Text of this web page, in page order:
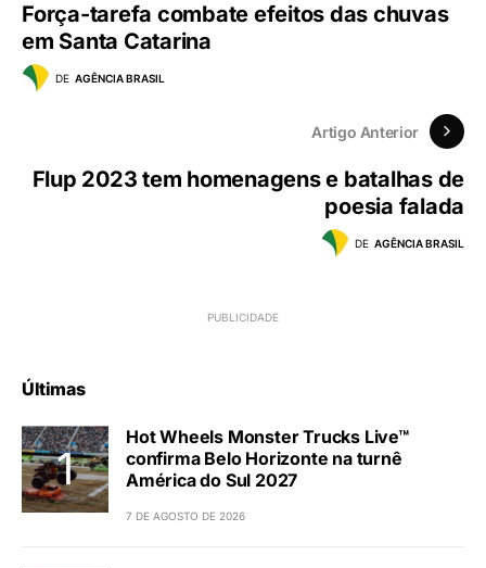
Força-tarefa combate efeitos das chuvas
em Santa Catarina
DE AGÊNCIA BRASIL
Artigo Anterior
Flup 2023 tem homenagens e batalhas de
poesia falada
DE AGÊNCIA BRASIL
Últimas
Hot Wheels Monster Trucks Live™
confirma Belo Horizonte na turnê
América do Sul 2027
7 DE AGOSTO DE 2026